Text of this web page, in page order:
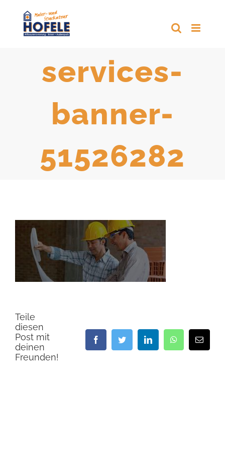
services-
banner-
51526282
Teile
diesen
Post mit
deinen
Freunden!
FacebookTwitter LinkedIn WhatsApp
E-
Mail